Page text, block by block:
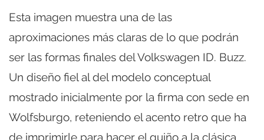
Esta imagen muestra una de las
aproximaciones más claras de lo que podrán
ser las formas finales del Volkswagen ID. Buzz.
Un diseño fiel al del modelo conceptual
mostrado inicialmente por la firma con sede en
Wolfsburgo, reteniendo el acento retro que ha
de imprimirle para hacer el guiño a la clásica